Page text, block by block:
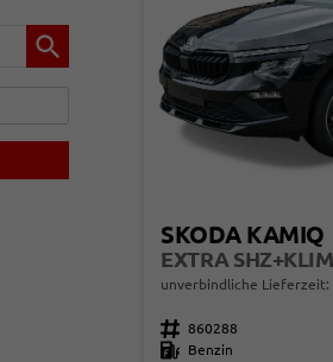
SKODA KAMIQ
unverbindliche
Fahrzeugnr. 860288
Kraftstoff
Benzin